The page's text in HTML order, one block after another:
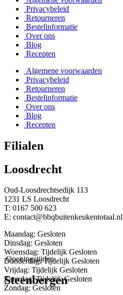
Privacybeleid
Retourneren
Bestelinformatie
Over ons
Blog
Recepten
Algemene voorwaarden
Privacybeleid
Retourneren
Bestelinformatie
Over ons
Blog
Recepten
Filialen
Loosdrecht
Oud-Loosdrechtsedijk 113
1231 LS Loosdrecht
T: 0167 500 623
E: contact@bbqbuitenkeukentotaal.nl
Maandag: Gesloten
Dinsdag: Gesloten
Woensdag: Tijdelijk Gesloten
Donderdag: Tijdelijk Gesloten
Vrijdag: Tijdelijk Gesloten
Zaterdag: Tijdelijk Gesloten
Zondag: Gesloten
Openingstijden
Steenbergen